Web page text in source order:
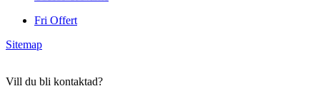
Fri Offert
Sitemap
Vill du bli kontaktad?